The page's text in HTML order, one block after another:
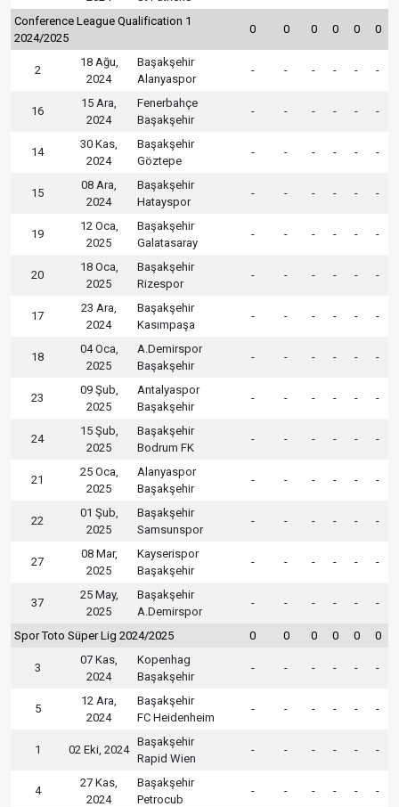
Conference League Qualification 1
2024/2025
0 0 0 0 0 0
2
18 Ağu,
2024
Başakşehir
Alanyaspor
- - - - - -
16
15 Ara,
2024
Fenerbahçe
Başakşehir
- - - - - -
14
30 Kas,
2024
Başakşehir
Göztepe
- - - - - -
15
08 Ara,
2024
Başakşehir
Hatayspor
- - - - - -
19
12 Oca,
2025
Başakşehir
Galatasaray
- - - - - -
20
18 Oca,
2025
Başakşehir
Rizespor
- - - - - -
17
23 Ara,
2024
Başakşehir
Kasımpaşa
- - - - - -
18
04 Oca,
2025
A.Demirspor
Başakşehir
- - - - - -
23
09 Şub,
2025
Antalyaspor
Başakşehir
- - - - - -
24
15 Şub,
2025
Başakşehir
Bodrum FK
- - - - - -
21
25 Oca,
2025
Alanyaspor
Başakşehir
- - - - - -
22
01 Şub,
2025
Başakşehir
Samsunspor
- - - - - -
27
08 Mar,
2025
Kayserispor
Başakşehir
- - - - - -
37
25 May,
2025
Başakşehir
A.Demirspor
- - - - - -
Spor Toto Süper Lig 2024/2025 0 0 0 0 0 0
3
07 Kas,
2024
Kopenhag
Başakşehir
- - - - - -
5
12 Ara,
2024
Başakşehir
FC Heidenheim
- - - - - -
1 02 Eki, 2024
Başakşehir
Rapid Wien
- - - - - -
4
27 Kas,
2024
Başakşehir
Petrocub
- - - - - -